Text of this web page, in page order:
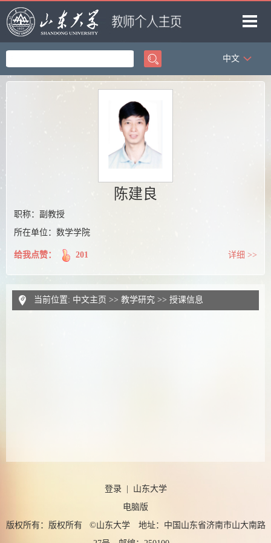
首页
中文
陈建良
职称：副教授
所在单位：数学学院
给我点赞： 201 详细 >>
当前位置: 中文主页 >> 教学研究 >> 授课信息
登录| 山东大学
电脑版
版权所有：版权所有 ©山东大学 地址：中国山东省济南市山大南路